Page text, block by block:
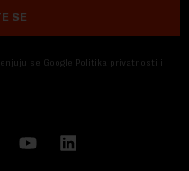
SE
se Google Politika privatnosti i